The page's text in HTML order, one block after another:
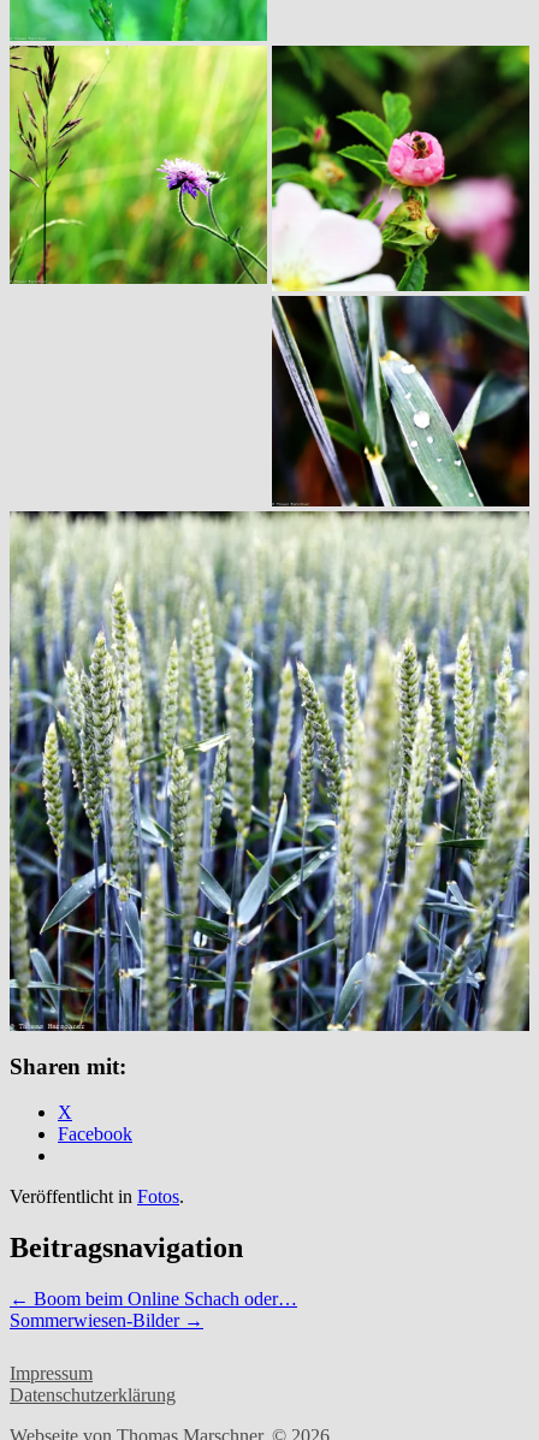
Sharen mit:
X
Facebook
Veröffentlicht in Fotos.
Beitragsnavigation
← Boom beim Online Schach oder…
Sommerwiesen-Bilder →
Impressum
Datenschutzerklärung